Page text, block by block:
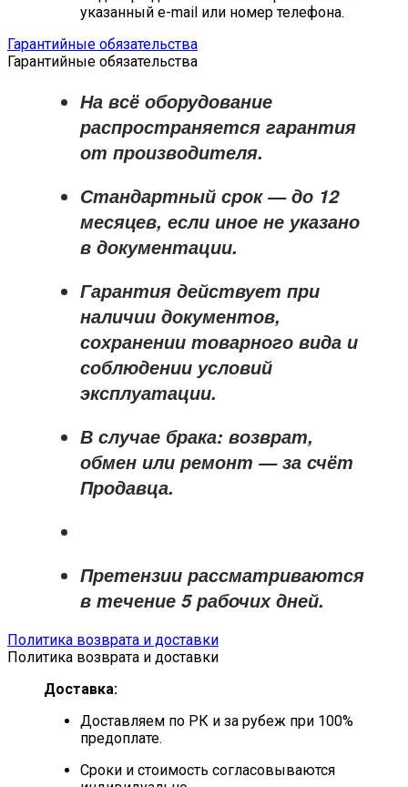
указанный e-mail или номер телефона.
Гарантийные обязательства
Гарантийные обязательства
На всё оборудование
распространяется гарантия
от производителя.
Стандартный срок — до 12
месяцев, если иное не указано
в документации.
Гарантия действует при
наличии документов,
сохранении товарного вида и
соблюдении условий
эксплуатации.
В случае брака: возврат,
обмен или ремонт —за счёт
Продавца.
Претензии рассматриваются
в течение 5 рабочих дней.
Политика возврата и доставки
Политика возврата и доставки
Доставка:
Доставляем по РК и за рубеж при 100%
предоплате.
Сроки и стоимость согласовываются